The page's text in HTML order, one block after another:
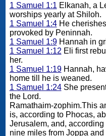
1 Samuel 1:1
worships yearly at Shiloh.
1 Samuel 1:4He cherishes Hannah, though barren, and
provoked by Peninnah.
1 Samuel 1:9 Hannah in
1 Samuel 1:12
her.
1 Samuel 1:19Hannah, having born Samuel, stays at
home till he is weaned.
1 Samuel 1:24She presents him, according to her vow, to
the Lord.
Ramathaim-zophim.This
is, according to Phocas,
Jerusalem, and,
nine miles from Joppa